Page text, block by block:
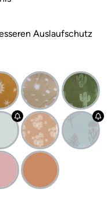
Auslaufschutz